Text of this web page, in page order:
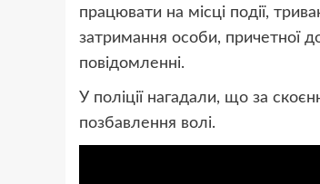
працювати на місці події,
затримання особи, причетної
повідомленні.
У поліції нагадали, що за
позбавлення волі.